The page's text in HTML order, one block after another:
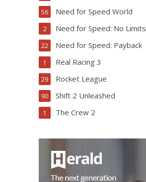
Need for Speed World
56
Need for Speed: No Limits
2
Need for Speed: Payback
22
Real Racing 3
1
Rocket League
29
Shift 2 Unleashed
90
The Crew 2
1